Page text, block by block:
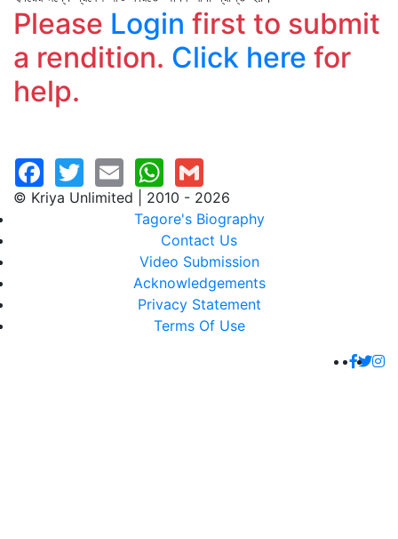
Please Login first to submit
a rendition. Click here for
help.
© Kriya Unlimited | 2010 - 2026
Tagore's Biography
Contact Us
Video Submission
Acknowledgements
Privacy Statement
Terms Of Use